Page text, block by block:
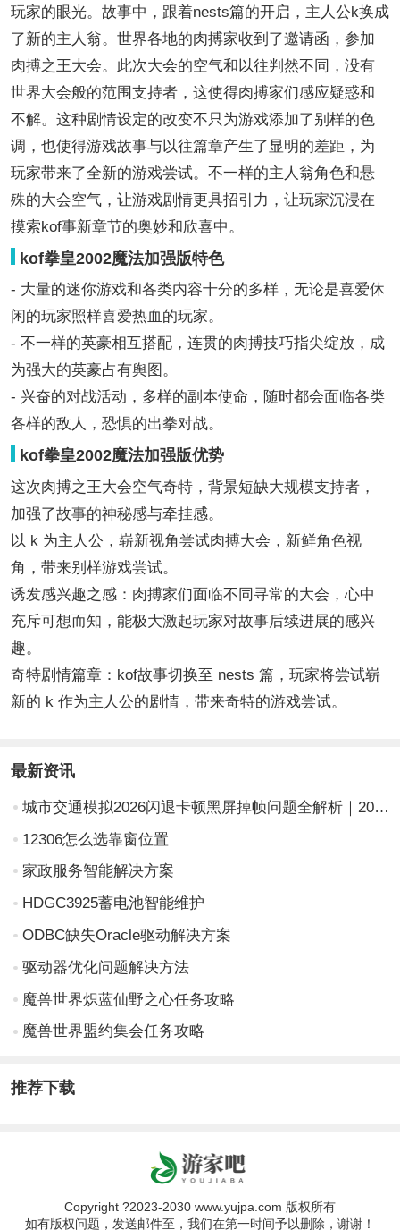
玩家的眼光。故事中，跟着nests篇的开启，主人公k换成
了新的主人翁。世界各地的肉搏家收到了邀请函，参加
肉搏之王大会。此次大会的空气和以往判然不同，没有
世界大会般的范围支持者，这使得肉搏家们感应疑惑和
不解。这种剧情设定的改变不只为游戏添加了别样的色
调，也使得游戏故事与以往篇章产生了显明的差距，为
玩家带来了全新的游戏尝试。不一样的主人翁角色和悬
殊的大会空气，让游戏剧情更具招引力，让玩家沉浸在
摸索kof事新章节的奥妙和欣喜中。
kof拳皇2002魔法加强版特色
- 大量的迷你游戏和各类内容十分的多样，无论是喜爱休
闲的玩家照样喜爱热血的玩家。
- 不一样的英豪相互搭配，连贯的肉搏技巧指尖绽放，成
为强大的英豪占有舆图。
- 兴奋的对战活动，多样的副本使命，随时都会面临各类
各样的敌人，恐惧的出拳对战。
kof拳皇2002魔法加强版优势
这次肉搏之王大会空气奇特，背景短缺大规模支持者，
加强了故事的神秘感与牵挂感。
以 k 为主人公，崭新视角尝试肉搏大会，新鲜角色视
角，带来别样游戏尝试。
诱发感兴趣之感：肉搏家们面临不同寻常的大会，心中
充斥可想而知，能极大激起玩家对故事后续进展的感兴
趣。
奇特剧情篇章：kof故事切换至 nests 篇，玩家将尝试崭
新的 k 作为主人公的剧情，带来奇特的游戏尝试。
最新资讯
城市交通模拟2026闪退卡顿黑屏掉帧问题全解析｜2026最新兼容性优化与稳定运行解决方案
12306怎么选靠窗位置
家政服务智能解决方案
HDGC3925蓄电池智能维护
ODBC缺失Oracle驱动解决方案
驱动器优化问题解决方法
魔兽世界炽蓝仙野之心任务攻略
魔兽世界盟约集会任务攻略
推荐下载
Copyright ?2023-2030 www.yujpa.com 版权所有
如有版权问题，发送邮件至，我们在第一时间予以删除，谢谢！